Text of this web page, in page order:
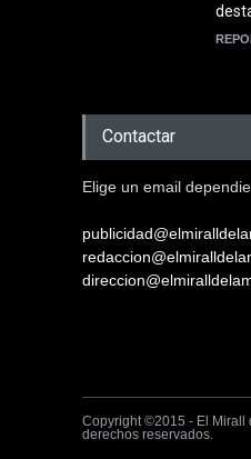
Contactar
Elige un email
Copyright ©2015 - El Mirall
derechos reservados.